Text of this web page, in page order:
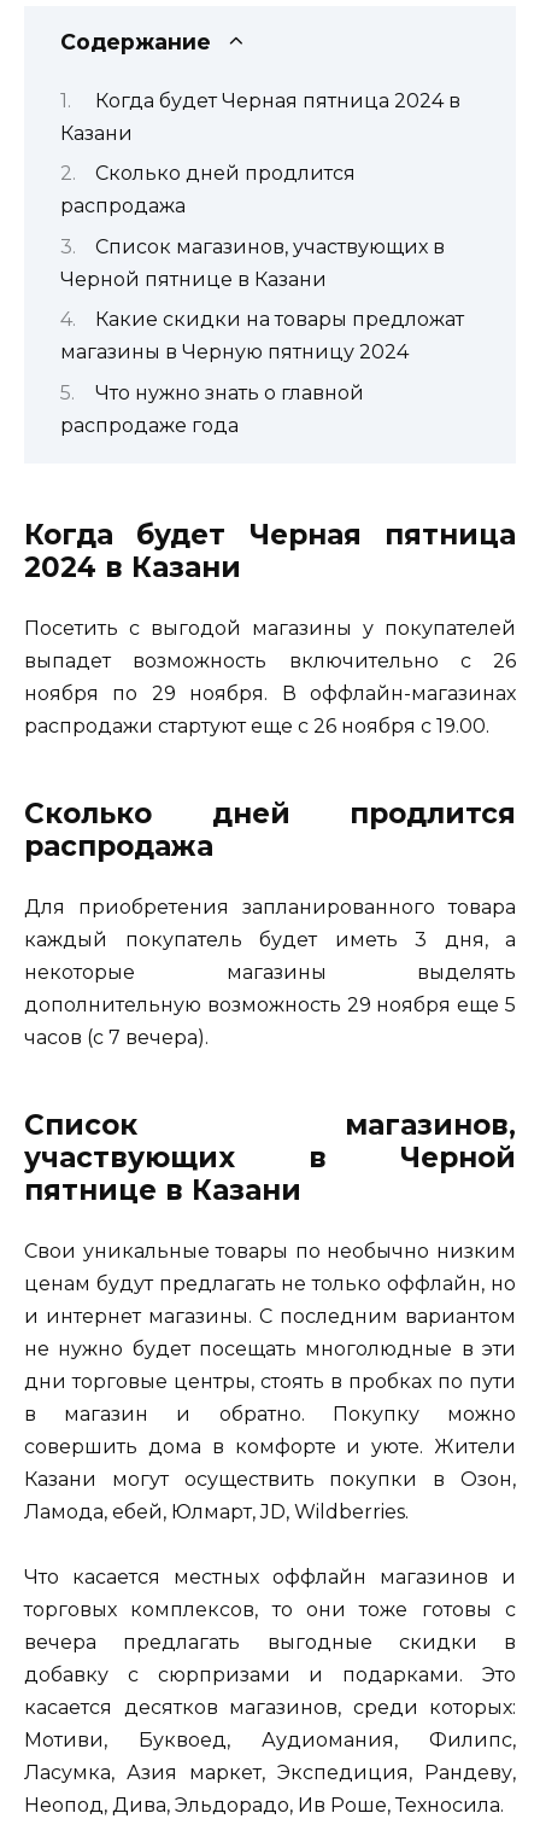
Содержание
Когда будет Черная пятница 2024 в
Казани
Сколько дней продлится
распродажа
Список магазинов, участвующих в
Черной пятнице в Казани
Какие скидки на товары предложат
магазины в Черную пятницу 2024
Что нужно знать о главной
распродаже года
Когда будет Черная пятница
2024 в Казани
Посетить с выгодой магазины у покупателей
выпадет возможность включительно с 26
ноября по 29 ноября. В оффлайн-магазинах
распродажи стартуют еще с 26 ноября с 19.00.
Сколько дней продлится
распродажа
Для приобретения запланированного товара
каждый покупатель будет иметь 3 дня, а
некоторые магазины выделять
дополнительную возможность 29 ноября еще 5
часов (с 7 вечера).
Список магазинов,
участвующих в Черной
пятнице в Казани
Свои уникальные товары по необычно низким
ценам будут предлагать не только оффлайн, но
и интернет магазины. С последним вариантом
не нужно будет посещать многолюдные в эти
дни торговые центры, стоять в пробках по пути
в магазин и обратно. Покупку можно
совершить дома в комфорте и уюте. Жители
Казани могут осуществить покупки в Озон,
Ламода, ебей, Юлмарт, JD, Wildberries.
Что касается местных оффлайн магазинов и
торговых комплексов, то они тоже готовы с
вечера предлагать выгодные скидки в
добавку с сюрпризами и подарками. Это
касается десятков магазинов, среди которых:
Мотиви, Буквоед, Аудиомания, Филипс,
Ласумка, Азия маркет, Экспедиция, Рандеву,
Неопод, Дива, Эльдорадо, Ив Роше, Техносила.